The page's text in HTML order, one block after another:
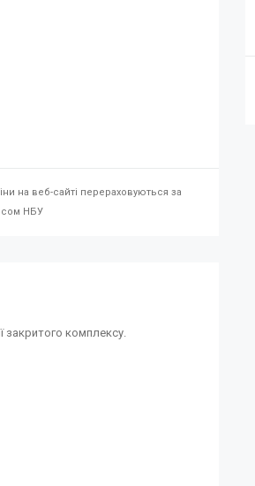
на веб-сайті перераховуються за
НБУ
закритого комплексу.